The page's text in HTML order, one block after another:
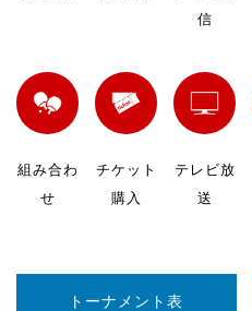
信
組み合わ
せ
チケット
購入
テレビ放
送
トーナメント表